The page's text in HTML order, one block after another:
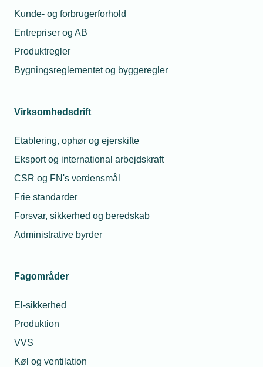
Kunde- og forbrugerforhold
Entrepriser og AB
Produktregler
Bygningsreglementet og byggeregler
Virksomhedsdrift
Etablering, ophør og ejerskifte
Eksport og international arbejdskraft
CSR og FN's verdensmål
Frie standarder
Forsvar, sikkerhed og beredskab
Administrative byrder
Fagområder
El-sikkerhed
Produktion
VVS
Køl og ventilation
Nyeste analyser
Find de analyser der er udgivet indenfor de sidste 2 år her
Arkiv